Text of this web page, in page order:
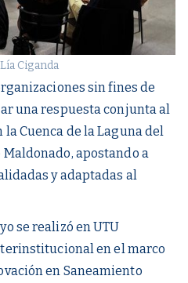
Ciganda
sin fines de
una respuesta conjunta al
Cuenca de la Laguna del
Maldonado, apostando a
y adaptadas al
se realizó en UTU
en el marco
en Saneamiento